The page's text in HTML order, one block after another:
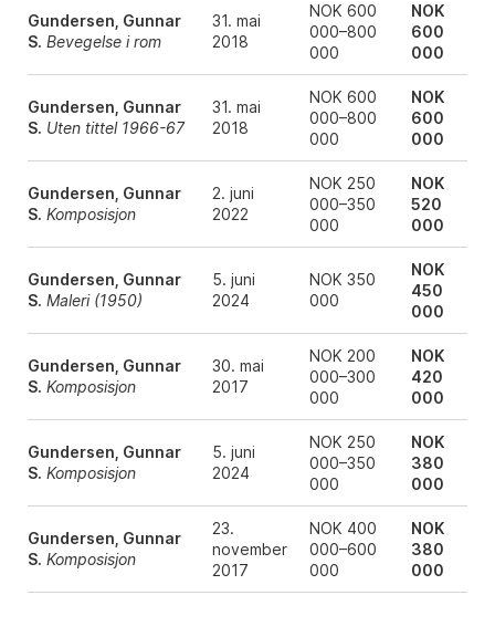
Gundersen, Gunnar
S. Bevegelse i rom
31. mai
2018
NOK 600
000–800
000
NOK
600
000
Gundersen, Gunnar
S. Uten tittel 1966-67
31. mai
2018
NOK 600
000–800
000
NOK
600
000
Gundersen, Gunnar
S. Komposisjon
2. juni
2022
NOK 250
000–350
000
NOK
520
000
Gundersen, Gunnar
S. Maleri (1950)
5. juni
2024
NOK 350
000
NOK
450
000
Gundersen, Gunnar
S. Komposisjon
30. mai
2017
NOK 200
000–300
000
NOK
420
000
Gundersen, Gunnar
S. Komposisjon
5. juni
2024
NOK 250
000–350
000
NOK
380
000
Gundersen, Gunnar
S. Komposisjon
23.
november
2017
NOK 400
000–600
000
NOK
380
000